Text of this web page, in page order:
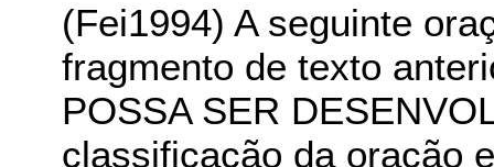
(Fei1994) A seguinte
fragmento de texto
POSSA SER
classificação da oração